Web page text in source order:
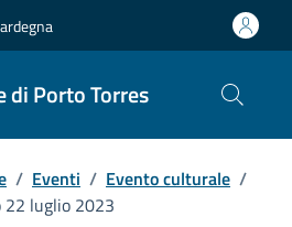
di Porto Torres
/ Eventi / Evento culturale /
22 luglio 2023